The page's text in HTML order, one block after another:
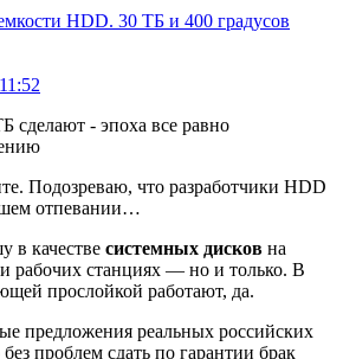
HDD. 30 ТБ и 400 градусов
сделают - эпоха все равно
Подозреваю, что разработчики HDD
отпевании…
в качестве системных дисков на
и рабочих станциях — но и только. В
прослойкой работают, да.
предложения реальных российских
проблем сдать по гарантии брак